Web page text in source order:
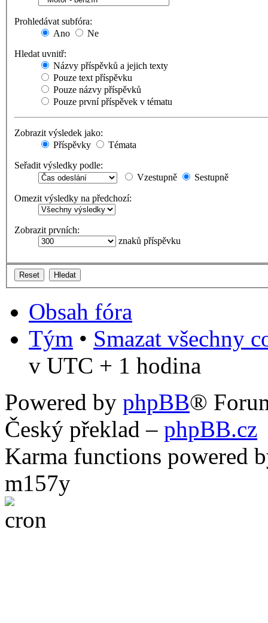
Prohledávat subfóra:
Ano
Ne
Hledat uvnitř:
Názvy příspěvků a jejich texty
Pouze text příspěvku
Pouze názvy příspěvků
Pouze první příspěvek v tématu
Zobrazit výsledek jako:
Příspěvky
Témata
Seřadit výsledky podle:
Vzestupně
Sestupně
Omezit výsledky na předchozí:
Zobrazit prvních:
znaků příspěvku
Obsah fóra
Tým • Smazat všechny
v UTC + 1 hodina
Powered by phpBB®
Český překlad – phpBB.cz
Karma functions powered
m157y